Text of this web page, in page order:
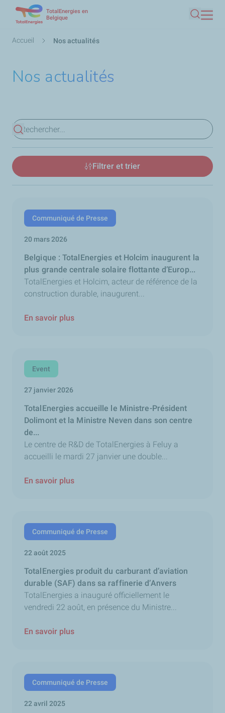
TotalEnergies en
Belgique
Fil
Accueil Nos actualités
Nos actualités
Voir les résultats
Filtrer et trier
Communiqué de Presse
20 mars 2026
Belgique : TotalEnergies et Holcim inaugurent la
plus grande centrale solaire flottante d’Europ...
TotalEnergies et Holcim, acteur de référence de la
construction durable, inaugurent...
En savoir plus
Event
27 janvier 2026
TotalEnergies accueille le Ministre-Président
Dolimont et la Ministre Neven dans son centre
de...
Le centre de R&D de TotalEnergies à Feluy a
accueilli le mardi 27 janvier une double...
En savoir plus
Communiqué de Presse
22 août 2025
TotalEnergies produit du carburant d’aviation
durable (SAF) dans sa raffinerie d’Anvers
TotalEnergies a inauguré officiellement le
vendredi 22 août, en présence du Ministre...
En savoir plus
Communiqué de Presse
22 avril 2025